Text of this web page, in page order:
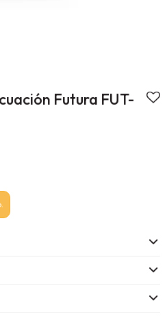
Futura FUT-